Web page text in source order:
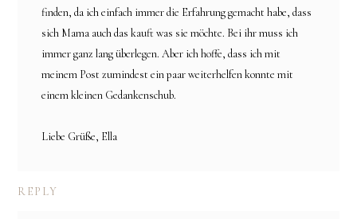
finden, da ich einfach immer die Erfahrung gemacht habe, dass
sich Mama auch das kauft was sie möchte. Bei ihr muss ich
immer ganz lang überlegen. Aber ich hoffe, dass ich mit
meinem Post zumindest ein paar weiterhelfen konnte mit
einem kleinen Gedankenschub.
Liebe Grüße, Ella
REPLY